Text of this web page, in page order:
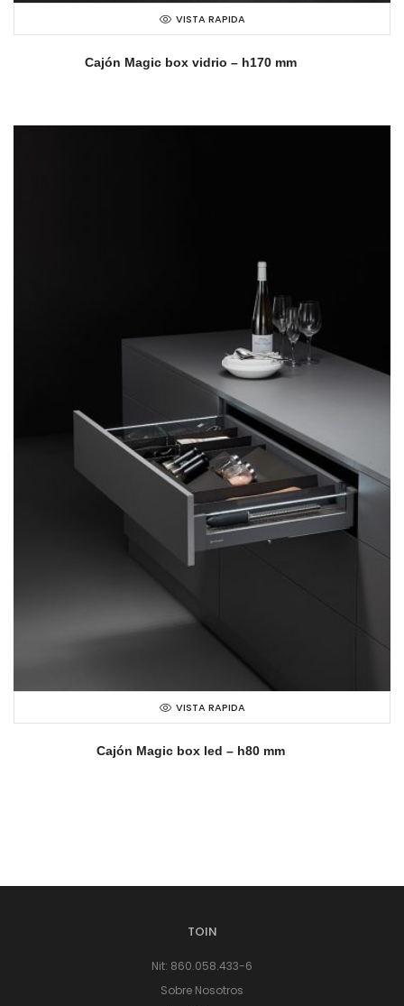
VISTA RAPIDA
Cajón Magic box vidrio – h170 mm
VISTA RAPIDA
Cajón Magic box led – h80 mm
TOIN
Nit: 860.058.433-6
Sobre Nosotros